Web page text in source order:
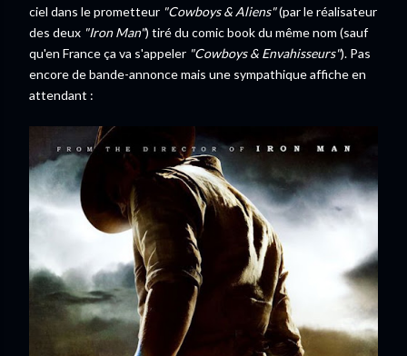
ciel dans le prometteur "Cowboys & Aliens"(par le réalisateur
des deux "Iron Man") tiré du comic book du même nom (sauf
qu'en France ça va s'appeler "Cowboys & Envahisseurs"). Pas
encore de bande-annonce mais une sympathique affiche en
attendant :